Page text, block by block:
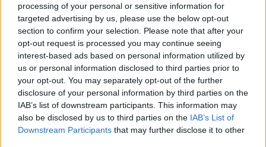
processing of your personal or sensitive information for
targeted advertising by us, please use the below opt-out
section to confirm your selection. Please note that after your
opt-out request is processed you may continue seeing
interest-based ads based on personal information utilized by
us or personal information disclosed to third parties prior to
your opt-out. You may separately opt-out of the further
disclosure of your personal information by third parties on the
IAB’s list of downstream participants. This information may
also be disclosed by us to third parties on the IAB’s List of
Downstream Participants that may further disclose it to other
Αυτά τα όνειρα γρήγορα καταστράφηκαν όταν ο
μεσίτης μας ανακοίνωσε την τιμή με ''έκπτωση'' των
6 εκατομμυρίων δολαρίων. Γοητευμένος από τον
παρθένο παράδεισο και θέλοντας να εντυπωσιάσω
τη νέα μου αγάπη, πρόσφερα το υψηλότερο ποσό
που μπορούσα να διαθέσω: 100.000 δολάρια.
Όπως μπορείτε να φανταστείτε, ο μεσίτης δεν
εντυπωσιάστηκε και μας άφησε να βρούμε μόνοι
μας τον δρόμο για το σπίτι».